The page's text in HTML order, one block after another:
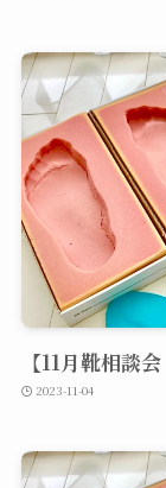
【11月靴相談
2023-11-04